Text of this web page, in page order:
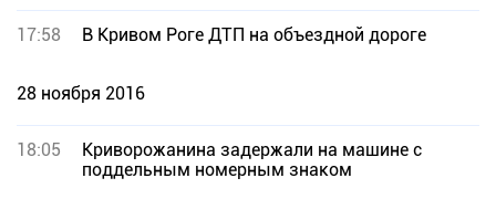
17:58 В Кривом Роге ДТП на объездной дороге
28 ноября 2016
18:05
Криворожанина задержали на машине с
поддельным номерным знаком